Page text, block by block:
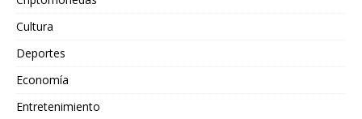
Cultura
Deportes
Economía
Entretenimiento